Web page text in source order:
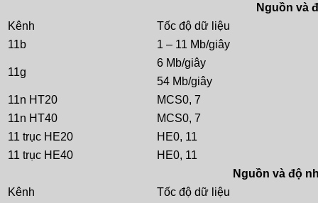
Nguồn và
Kênh
Tốc độ dữ liệu
11b
1 – 11 Mb/giây
11g
6 Mb/giây
54 Mb/giây
11n HT20
MCS0, 7
11n HT40
MCS0, 7
11 trục HE20
HE0, 11
11 trục HE40
HE0, 11
Nguồn và độ
Kênh
Tốc độ dữ liệu